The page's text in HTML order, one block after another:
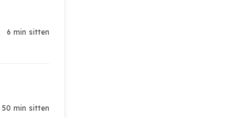
6 min sitten
50 min sitten